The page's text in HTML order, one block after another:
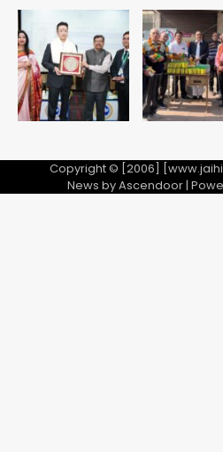
Copyright © [2006]
News byAscendoor|